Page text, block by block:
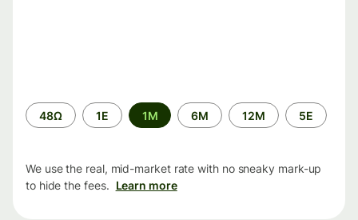
Time
period
48Ω 1Ε 1M 6M 12M 5Ε
We use the real, mid-market rate with no sneaky mark-up
to hide the fees. Learn more